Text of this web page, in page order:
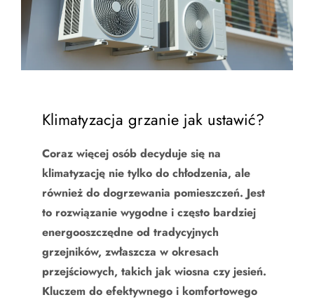
Klimatyzacja grzanie jak ustawić?
Coraz więcej osób decyduje się na
klimatyzację nie tylko do chłodzenia, ale
również do dogrzewania pomieszczeń. Jest
to rozwiązanie wygodne i często bardziej
energooszczędne od tradycyjnych
grzejników, zwłaszcza w okresach
przejściowych, takich jak wiosna czy jesień.
Kluczem do efektywnego i komfortowego